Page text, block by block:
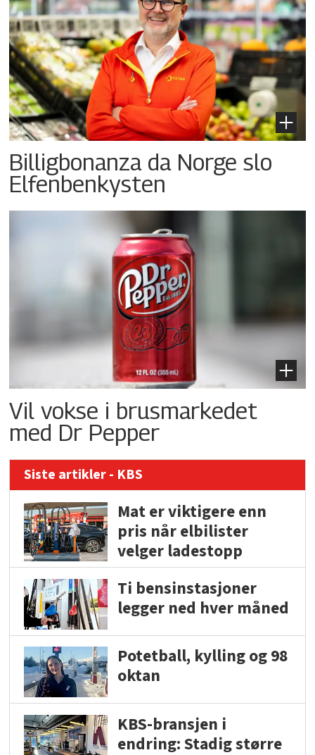
Billigbonanza da Norge slo
Elfenbenkysten
Vil vokse i brusmarkedet
med Dr Pepper
Siste artikler - KBS
Mat er viktigere enn
pris når elbilister
velger ladestopp
Ti bensinstasjoner
legger ned hver måned
Potetball, kylling og 98
oktan
KBS-bransjen i
endring: Stadig større